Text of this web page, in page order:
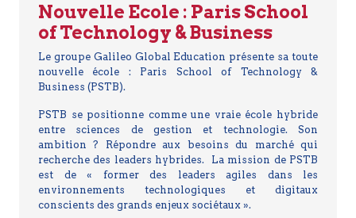
Nouvelle Ecole : Paris School
of Technology & Business
Le groupe Galileo Global Education présente sa toute
nouvelle école : Paris School of Technology &
Business (PSTB).
PSTB se positionne comme une vraie école hybride
entre sciences de gestion et technologie. Son
ambition ? Répondre aux besoins du marché qui
recherche des leaders hybrides.
La mission de PSTB
est de « former des leaders agiles dans les
environnements technologiques et digitaux
conscients des grands enjeux sociétaux ».